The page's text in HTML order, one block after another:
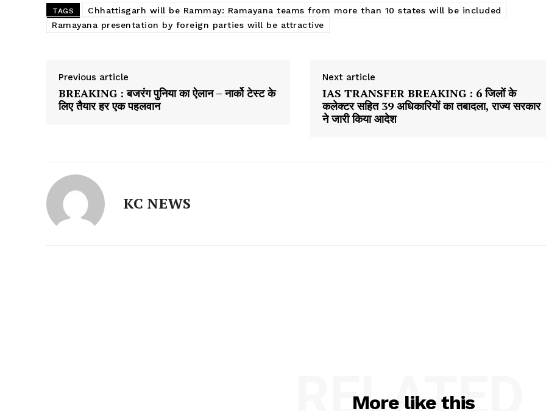
TAGS
Chhattisgarh will be Rammay: Ramayana teams from more than 10 states will be included
Ramayana presentation by foreign parties will be attractive
Previous article
BREAKING : बजरंग पुनिया का ऐलान – नार्को टेस्ट के
लिए तैयार हर एक पहलवान
Next article
IAS TRANSFER BREAKING : 6 जिलों के
कलेक्टर सहित 39 अधिकारियों का तबादला, राज्य सरकार
ने जारी किया आदेश
KC NEWS
More like this
RELATED